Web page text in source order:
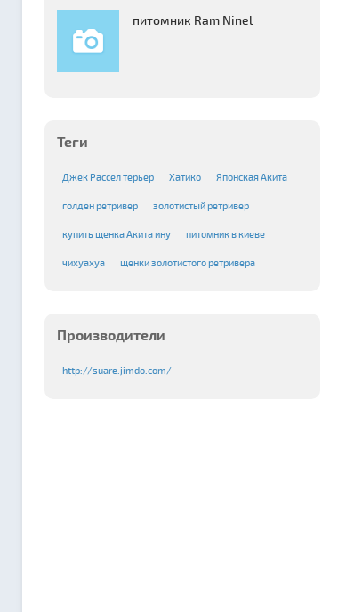
питомник Ram Ninel
Теги
Джек Рассел терьер Хатико Японская Акита
голден ретривер золотистый ретривер
купить щенка Акита ину питомник в киеве
чихуахуа щенки золотистого ретривера
Производители
http://suare.jimdo.com/